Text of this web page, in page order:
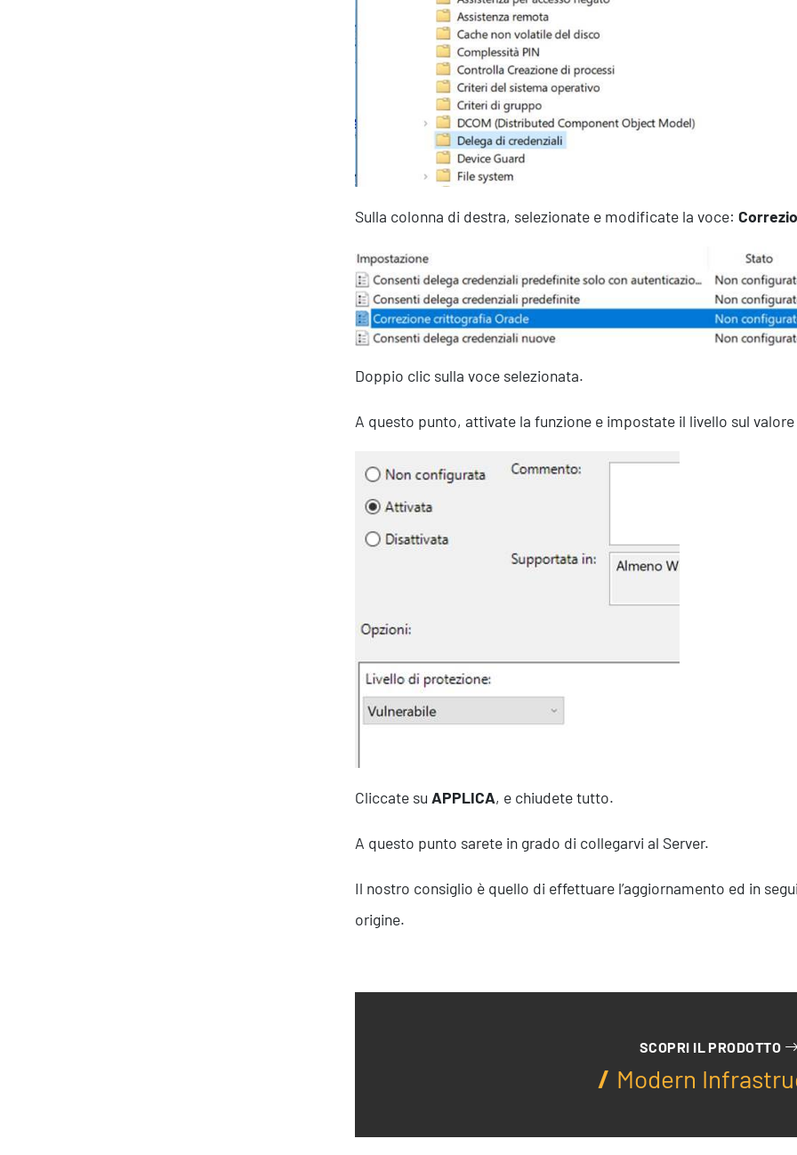
Formazione
Sulla colonna di destra, selezionate e modificate la voce:
Doppio clic sulla voce selezionata.
A questo punto, attivate la funzione e impostate il livello sul valore
Cliccate su APPLICA, e chiudete tutto.
A questo punto sarete in grado di collegarvi al Server.
Il nostro consiglio è quello di effettuare l’aggiornamento ed in
origine.
SCOPRI IL PRODOTTO
Modern